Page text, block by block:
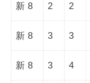
新 8 2 2
新 8 3 3
新 8 3 4